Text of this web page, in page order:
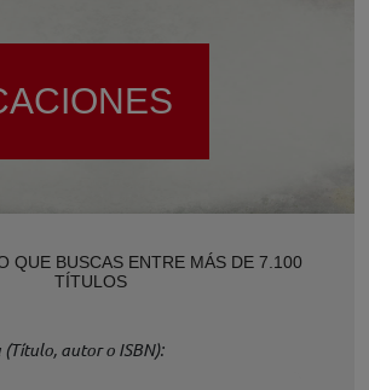
QUE BUSCAS ENTRE MÁS DE 7.100
TÍTULOS
autor o ISBN)